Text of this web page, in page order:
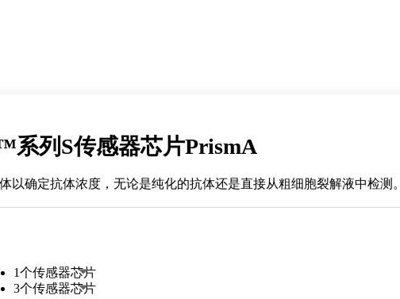
系列S传感器芯片PrismA
以确定抗体浓度，无论是纯化的抗体还是直接从粗细胞裂解液中检测。
1个传感器芯片
3个传感器芯片